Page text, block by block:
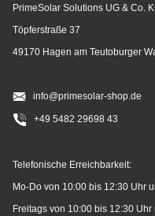
PrimeSolar Solutions UG & Co.
Töpferstraße 37
49170 Hagen am Teutoburger
info@primesolar-shop.de
+49 5482 29698 43
Telefonische Erreichbarkeit:
Mo-Do von 10:00 bis 12:30 Uhr
Freitags von 10:00 bis 12:30